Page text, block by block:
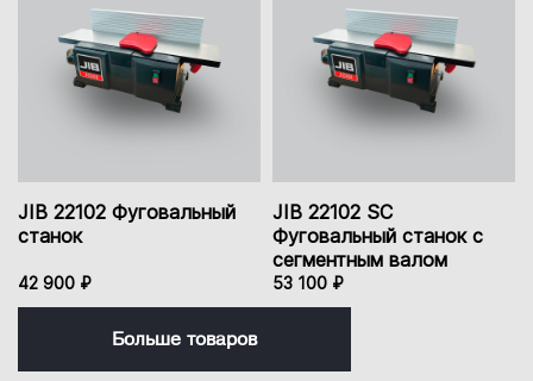
JIB 22102 Фуговальный
станок
42 900 ₽
JIB 22102 SC
Фуговальный станок с
сегментным валом
53 100 ₽
Больше товаров